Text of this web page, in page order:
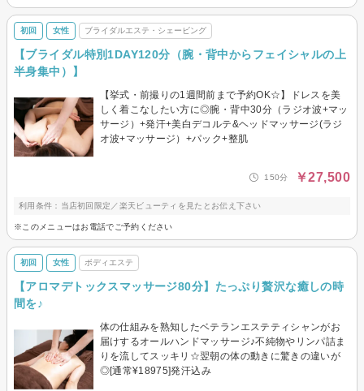
初回 女性 ブライダルエステ・シェービング
【ブライダル特別1DAY120分（腕・背中からフェイシャルの上
半身集中）】
【挙式・前撮りの1週間前まで予約OK☆】ドレスを美
しく着こなしたい方に◎腕・背中30分（ラジオ波+マッ
サージ）+発汗+美白デコルテ&ヘッドマッサージ(ラジ
オ波+マッサージ）+パック+整肌
150分 ￥27,500
利用条件：当店初回限定／楽天ビューティを見たとお伝え下さい
※このメニューはお電話でご予約ください
初回 女性 ボディエステ
【アロマデトックスマッサージ80分】たっぷり贅沢な癒しの時
間を♪
体の仕組みを熟知したベテランエステティシャンがお
届けするオールハンドマッサージ♪不純物やリンパ詰ま
りを流してスッキリ☆翌朝の体の動きに驚きの違いが
◎[通常¥18975]発汗込み